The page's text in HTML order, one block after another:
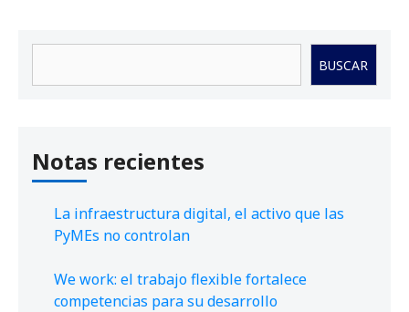
BUSCAR
Notas recientes
La infraestructura digital, el activo que las
PyMEs no controlan
We work: el trabajo flexible fortalece
competencias para su desarrollo